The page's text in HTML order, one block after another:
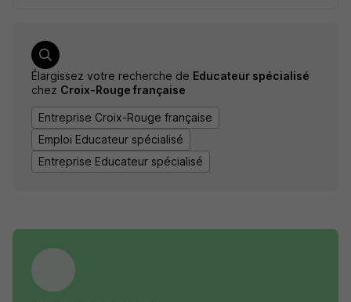
Élargissez votre recherche de Educateur spécialisé
chez Croix-Rouge française
Entreprise Croix-Rouge française
Emploi Educateur spécialisé
Entreprise Educateur spécialisé